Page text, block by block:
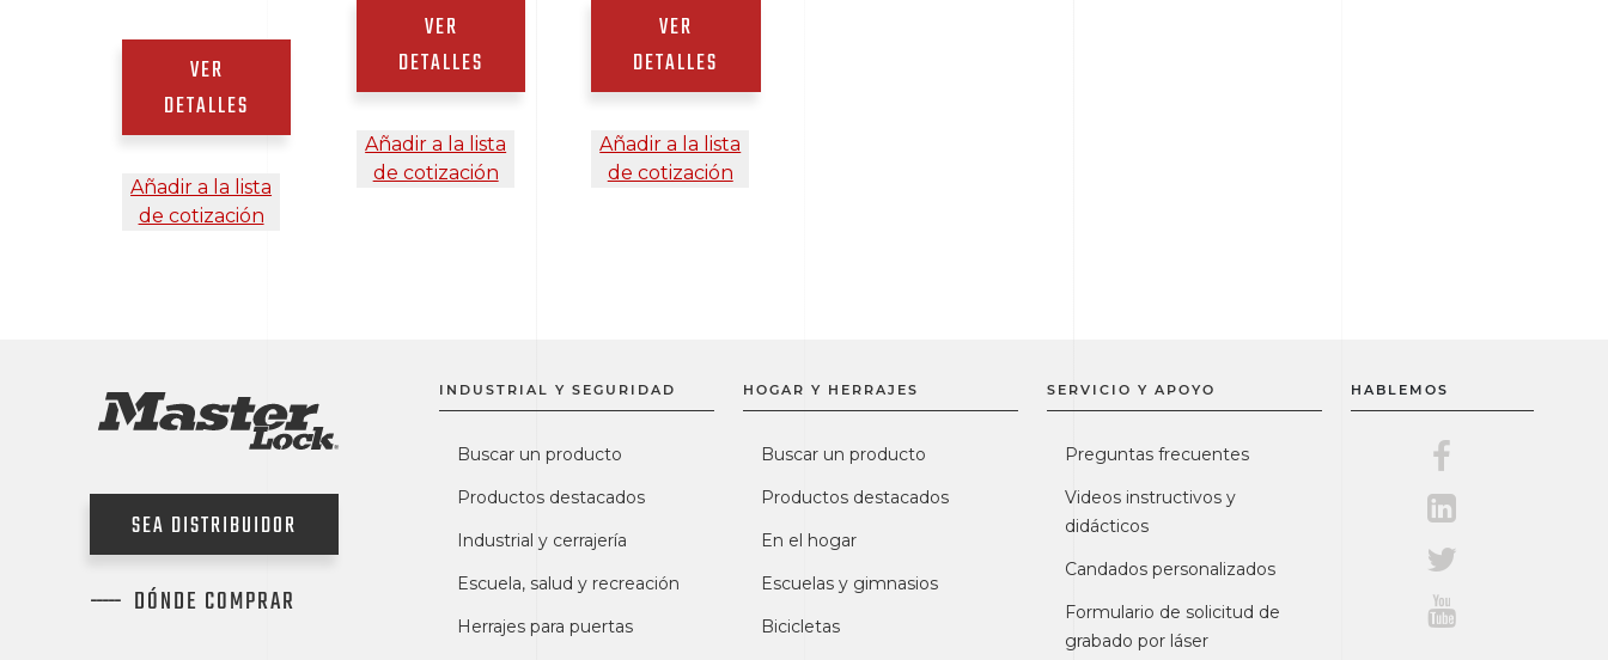
VER
DETALLES
Añadir a la lista
de cotización
VER
DETALLES
Añadir a la lista
de cotización
VER
DETALLES
Añadir a la lista
de cotización
SEA DISTRIBUIDOR
DÓNDE COMPRAR
INDUSTRIAL Y SEGURIDAD
Buscar un producto
Productos destacados
Industrial y cerrajería
Escuela, salud y recreación
Herrajes para puertas
HOGAR Y HERRAJES
Buscar un producto
Productos destacados
En el hogar
Escuelas y gimnasios
Bicicletas
SERVICIO Y APOYO
Preguntas frecuentes
Videos instructivos y
didácticos
Candados personalizados
Formulario de solicitud de
grabado por láser
HABLEMOS
Master Lock en